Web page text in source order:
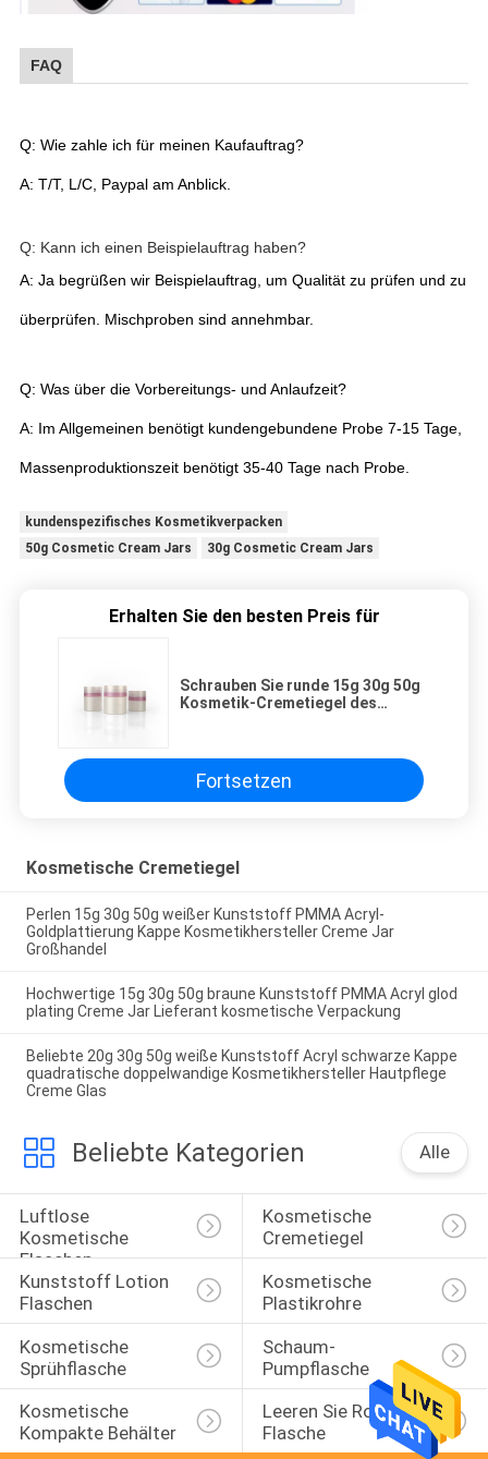
FAQ
Q: Wie zahle ich für meinen Kaufauftrag?
A: T/T, L/C, Paypal am Anblick.
Q: Kann ich einen Beispielauftrag haben?
A: Ja begrüßen wir Beispielauftrag, um Qualität zu prüfen und zu
überprüfen. Mischproben sind annehmbar.
Q: Was über die Vorbereitungs- und Anlaufzeit?
A: Im Allgemeinen benötigt kundengebundene Probe 7-15 Tage,
Massenproduktionszeit benötigt 35-40 Tage nach Probe.
kundenspezifisches Kosmetikverpacken
50g Cosmetic Cream Jars
30g Cosmetic Cream Jars
Erhalten Sie den besten Preis für
Schrauben Sie runde 15g 30g 50g
Kosmetik-Cremetiegel des
Fortsetzen
Kosmetische Cremetiegel
Perlen 15g 30g 50g weißer Kunststoff PMMA Acryl-
Goldplattierung Kappe Kosmetikhersteller Creme Jar
Großhandel
Hochwertige 15g 30g 50g braune Kunststoff PMMA Acryl glod
plating Creme Jar Lieferant kosmetische Verpackung
Beliebte 20g 30g 50g weiße Kunststoff Acryl schwarze Kappe
quadratische doppelwandige Kosmetikhersteller Hautpflege
Creme Glas
Beliebte Kategorien Alle
Luftlose
Kosmetische
Flaschen
Kosmetische
Cremetiegel
Kunststoff Lotion
Flaschen
Kosmetische
Plastikrohre
Kosmetische
Sprühflasche
Schaum-
Pumpflasche
Kosmetische
Kompakte Behälter
Leeren Sie Rolle Auf
Flasche